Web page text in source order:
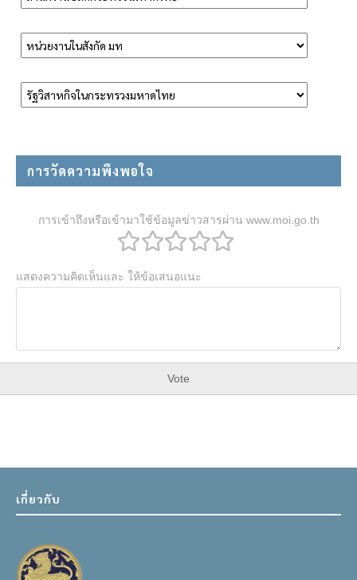
การวัดความพึงพอใจ
การเข้าถึงหรือเข้ามาใช้ข้อมูลข่าวสารผ่าน www.moi.go.th
แสดงความคิดเห็นและ ให้ข้อเสนอแนะ
Vote
เกี่ยวกับ